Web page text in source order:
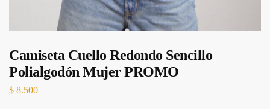
Camiseta Cuello Redondo Sencillo
Polialgodón Mujer PROMO
$ 8.500